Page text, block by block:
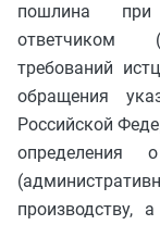
пошлина при
ответчиком
требований
обращения
Российской
определения
производству,